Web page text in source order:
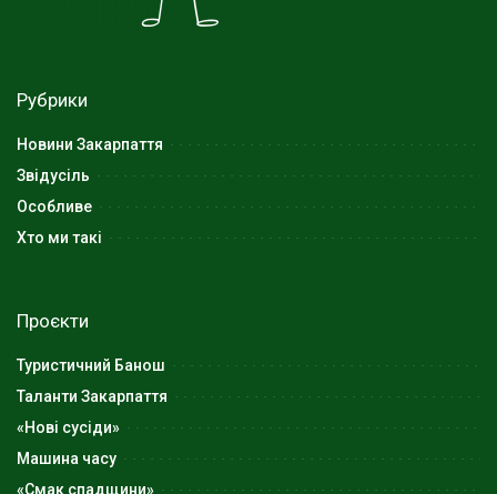
Рубрики
Новини Закарпаття
Звідусіль
Особливе
Хто ми такі
Проєкти
Туристичний Банош
Таланти Закарпаття
«Нові сусіди»
Машина часу
«Смак спадщини»